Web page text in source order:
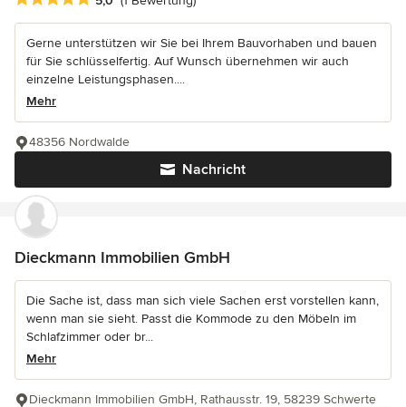
Gerne unterstützen wir Sie bei Ihrem Bauvorhaben und bauen
für Sie schlüsselfertig. Auf Wunsch übernehmen wir auch
einzelne Leistungsphasen....
Mehr
Nachricht
48356 Nordwalde
Dieckmann Immobilien GmbH
Die Sache ist, dass man sich viele Sachen erst vorstellen kann,
wenn man sie sieht. Passt die Kommode zu den Möbeln im
Schlafzimmer oder br...
Mehr
Dieckmann Immobilien GmbH, Rathausstr. 19, 58239 Schwerte